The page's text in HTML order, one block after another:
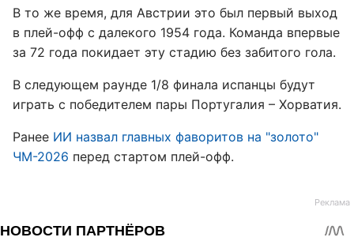
В то же время, для Австрии это был первый выход
в плей-офф с далекого 1954 года. Команда впервые
за 72 года покидает эту стадию без забитого гола.
В следующем раунде 1/8 финала испанцы будут
играть с победителем пары Португалия – Хорватия.
Ранее ИИ назвал главных фаворитов на "золото"
ЧМ-2026 перед стартом плей-офф.